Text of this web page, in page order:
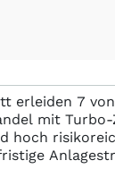
erleiden 7
mit
hoch